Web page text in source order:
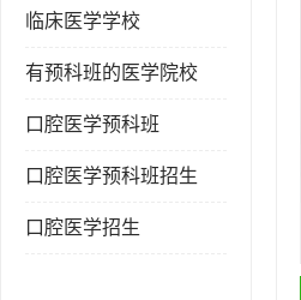
临床医学学校
有预科班的医学院校
口腔医学预科班
口腔医学预科班招生
口腔医学招生